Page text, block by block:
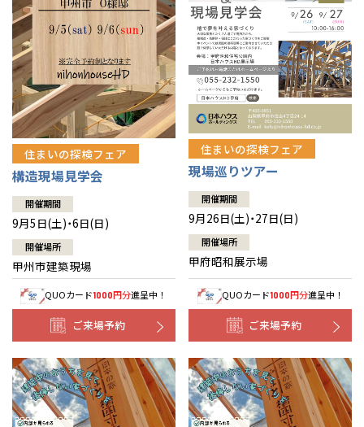
住まいの探検フェア
構造現場見学会
開催期間
9月5日(土)・6日(日)
開催場所
甲州市建築現場
QUOカード1000円分進呈中！
ご来場予約
住まいの探検フェア
現場巡りツアー
開催期間
9月26日(土)・27日(日)
開催場所
甲府昭和展示場
QUOカード1000円分進呈中！
ご来場予約